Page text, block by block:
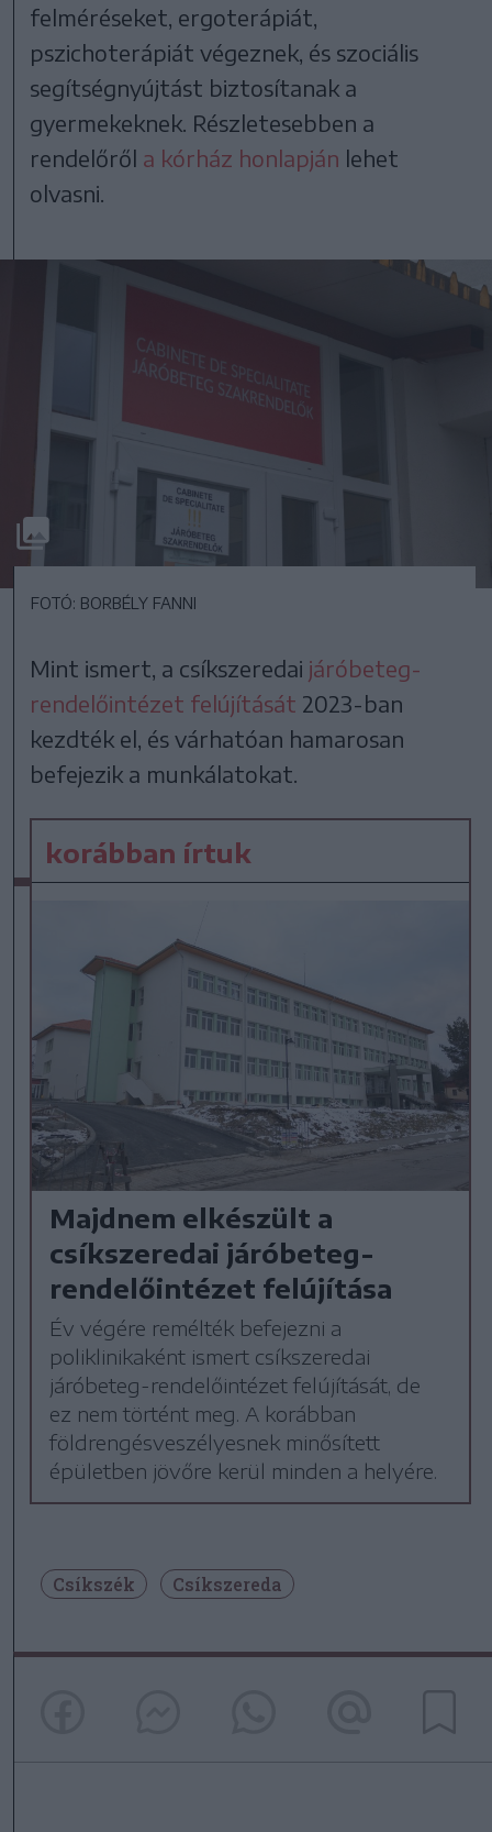
felméréseket, ergoterápiát,
pszichoterápiát végeznek, és szociális
segítségnyújtást biztosítanak a
gyermekeknek. Részletesebben a
rendelőről a kórház honlapján lehet
olvasni.
FOTÓ: BORBÉLY FANNI
Mint ismert, a csíkszeredai járóbeteg-
rendelőintézet felújítását 2023-ban
kezdték el, és várhatóan hamarosan
befejezik a munkálatokat.
korábban írtuk
Majdnem elkészült a
csíkszeredai járóbeteg-
rendelőintézet felújítása
Év végére remélték befejezni a
poliklinikaként ismert csíkszeredai
járóbeteg-rendelőintézet felújítását, de
ez nem történt meg. A korábban
földrengésveszélyesnek minősített
épületben jövőre kerül minden a helyére.
Csíkszék Csíkszereda